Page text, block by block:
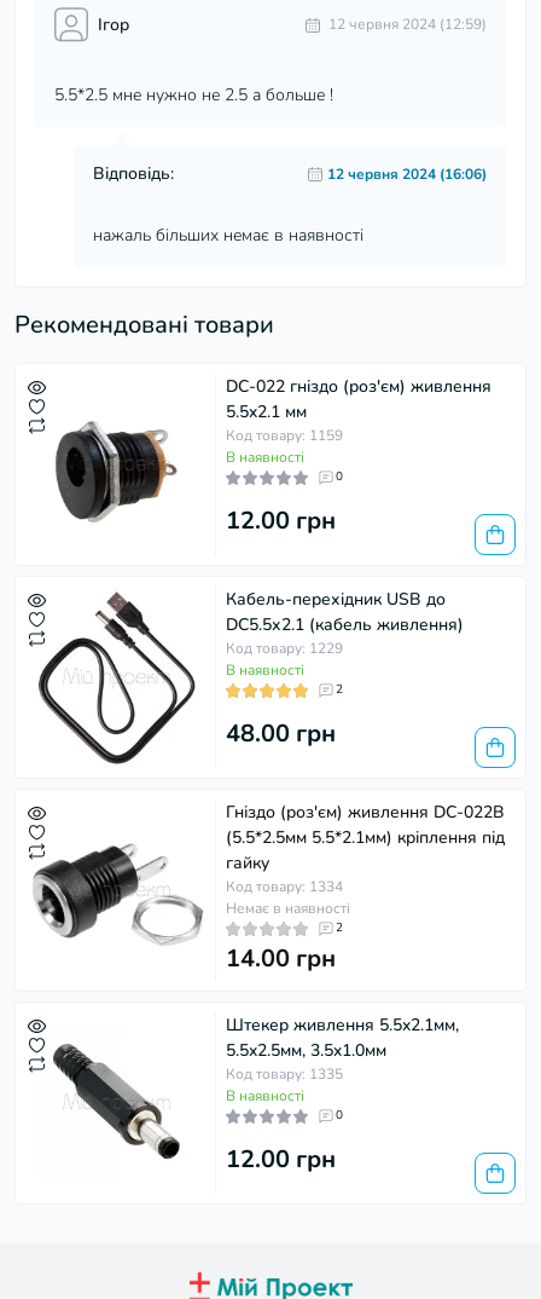
Ігор 12 червня 2024 (12:59)
5.5*2.5 мне нужно не 2.5 а больше !
Відповідь: 12 червня 2024 (16:06)
нажаль більших немає в наявності
Рекомендовані товари
DC-022 гніздо (роз'єм) живлення
5.5x2.1 мм
Код товару: 1159
В наявності
0
12.00 грн
Кабель-перехідник USB до
DC5.5х2.1 (кабель живлення)
Код товару: 1229
В наявності
2
48.00 грн
Гніздо (роз'єм) живлення DC-022B
(5.5*2.5мм 5.5*2.1мм) кріплення під
гайку
Код товару: 1334
Немає в наявності
2
14.00 грн
Штекер живлення 5.5x2.1мм,
5.5x2.5мм, 3.5x1.0мм
Код товару: 1335
В наявності
0
12.00 грн